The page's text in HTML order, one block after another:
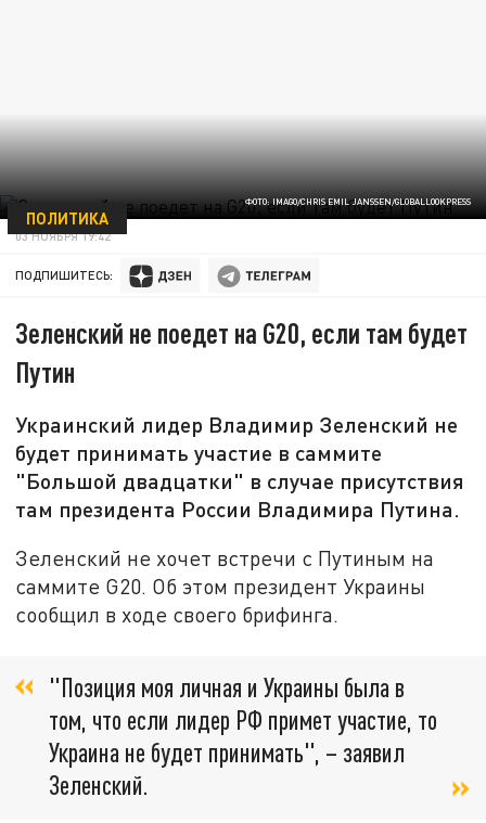
ФОТО: IMAGO/CHRIS EMIL JANSSEN/GLOBALLOOKPRESS
ПОЛИТИКА
03 НОЯБРЯ 19:42
ПОДПИШИТЕСЬ:
Зеленский не поедет на G20, если там будет
Путин
Украинский лидер Владимир Зеленский не
будет принимать участие в саммите
"Большой двадцатки" в случае присутствия
там президента России Владимира Путина.
Зеленский не хочет встречи с Путиным на
саммите G20. Об этом президент Украины
сообщил в ходе своего брифинга.
"Позиция моя личная и Украины была в
том, что если лидер РФ примет участие, то
Украина не будет принимать", – заявил
Зеленский.